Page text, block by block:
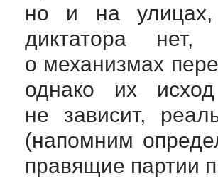
но и на улицах,
диктатора нет,
о механизмах
однако их
не зависит,
(напомним
правящие партии